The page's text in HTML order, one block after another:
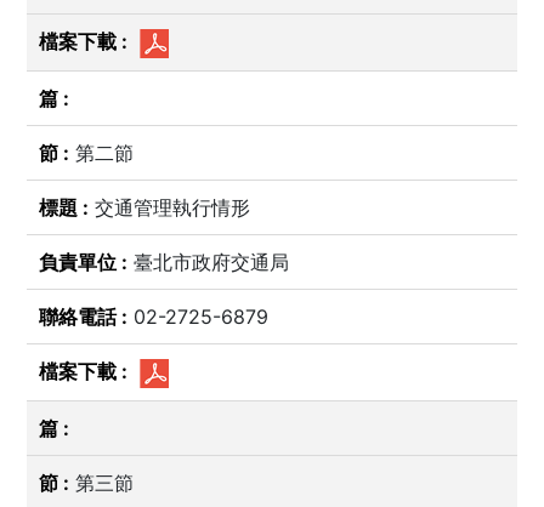
第二節
交通管理執行情形
臺北市政府交通局
02-2725-6879
第三節